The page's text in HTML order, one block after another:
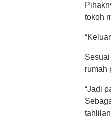
tokoh
rumah
“Jadi